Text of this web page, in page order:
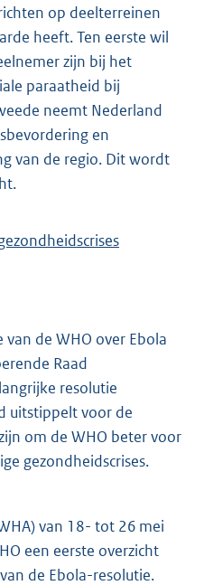
op deelterreinen
heeft. Ten eerste wil
zijn bij het
paraatheid bij
neemt Nederland
en
van de regio. Dit wordt
van de WHO over Ebola
Raad
resolutie
uitstippelt voor de
om de WHO beter voor
gezondheidscrises.
van 18- tot 26 mei
een eerste overzicht
de Ebola-resolutie.